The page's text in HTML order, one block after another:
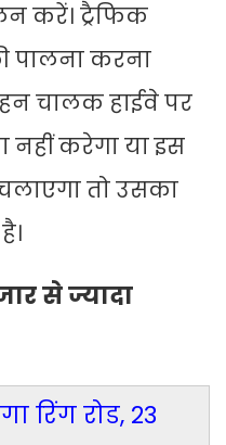
करें। ट्रैफिक
पालना करना
चालक हाईवे पर
नहीं करेगा या इस
तो उसका
से ज्यादा
रिंग रोड, 23